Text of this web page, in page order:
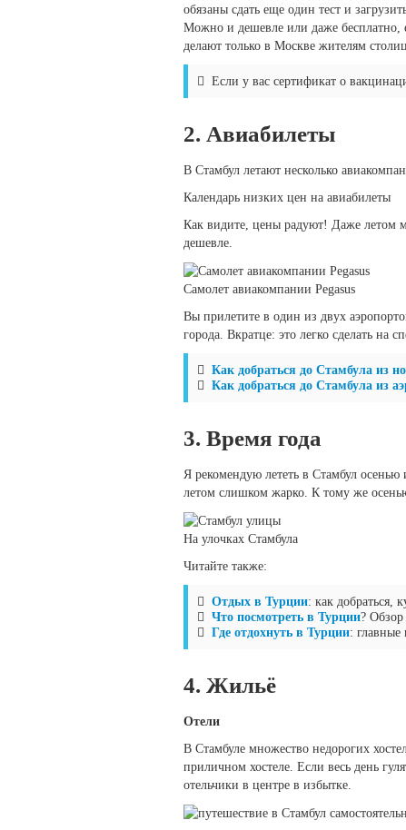
обязаны сдать еще один тест и
Можно и дешевле или даже бесплатно,
делают только в Москве жителям
Если у вас сертификат о
2. Авиабилеты
В Стамбул летают несколько
Календарь низких цен на авиабилеты
Как видите, цены радуют! Даже летом
дешевле.
Самолет авиакомпании Pegasus
Вы прилетите в один из двух
города. Вкратце: это легко сделать на
Как добраться до Стамбула из
Как добраться до Стамбула из
3. Время года
Я рекомендую лететь в Стамбул
летом слишком жарко. К тому же
На улочках Стамбула
Читайте также:
Отдых в Турции: как добраться,
Что посмотреть в Турции? Обзор
Где отдохнуть в Турции: главные
4. Жильё
Отели
В Стамбуле множество недорогих
приличном хостеле. Если весь день
отельчики в центре в избытке.